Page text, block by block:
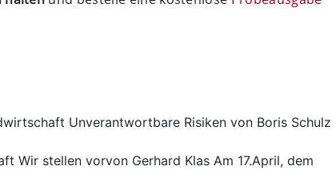
Unverantwortbare Risiken von Boris Schulz
Wir stellen vorvon Gerhard Klas Am 17.April, dem